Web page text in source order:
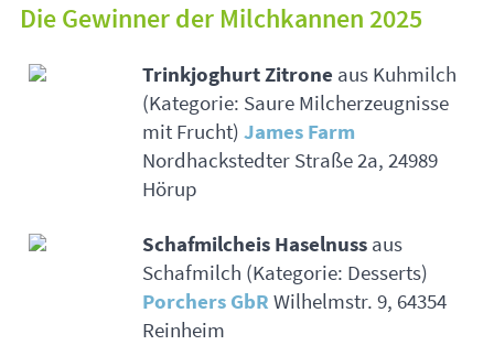
Die Gewinner der Milchkannen 2025
Trinkjoghurt Zitrone aus Kuhmilch
(Kategorie: Saure Milcherzeugnisse
mit Frucht) James Farm
Nordhackstedter Straße 2a, 24989
Hörup
Schafmilcheis Haselnuss aus
Schafmilch (Kategorie: Desserts)
Porchers GbR Wilhelmstr. 9, 64354
Reinheim